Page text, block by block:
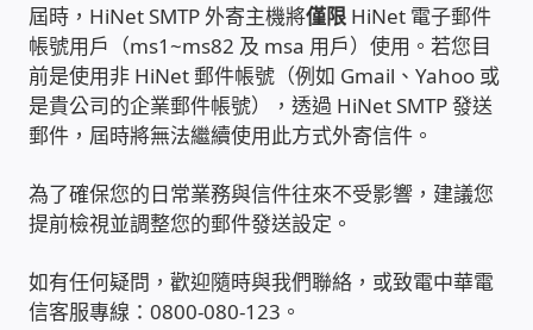
自動控制PLC專案設計-實績案例
雲端儲值型電表
電腦資訊-實績案例
電話總機安裝維修-實績案例
屆時，HiNet SMTP 外寄主機將僅限 HiNet 電子郵件
帳號用戶（ms1~ms82 及 msa 用戶）使用。若您目
前是使用非 HiNet 郵件帳號（例如 Gmail、Yahoo 或
是貴公司的企業郵件帳號），透過 HiNet SMTP 發送
郵件，屆時將無法繼續使用此方式外寄信件。
為了確保您的日常業務與信件往來不受影響，建議您
提前檢視並調整您的郵件發送設定。
如有任何疑問，歡迎隨時與我們聯絡，或致電中華電
信客服專線：0800-080-123。